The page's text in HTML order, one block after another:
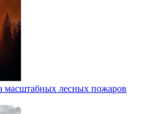
лесных пожаров